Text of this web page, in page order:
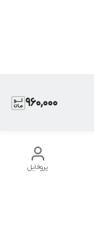
960,000
پروفایل